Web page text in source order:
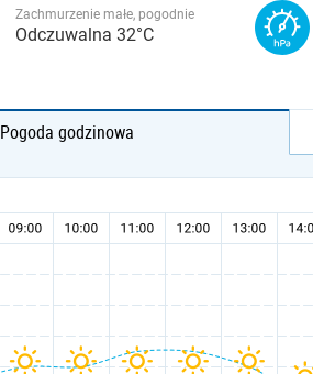
Zachmurzenie małe, pogodnie
Odczuwalna 32°C
Pogoda godzinowa